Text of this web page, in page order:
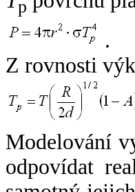
p
.
Z rovnosti
Modelování
odpovídat